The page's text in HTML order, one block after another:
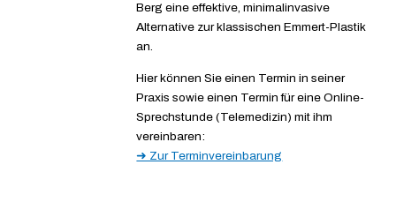
Berg eine effektive, minimalinvasive
Alternative zur klassischen Emmert-Plastik
an.
Hier können Sie einen Termin in seiner
Praxis sowie einen Termin für eine Online-
Sprechstunde (Telemedizin) mit ihm
vereinbaren:
➜ Zur Terminvereinbarung